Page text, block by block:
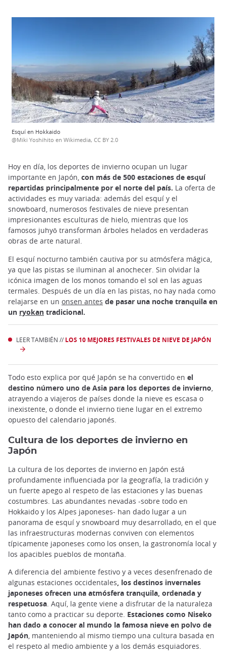
Esquí en Hokkaido
@Miki Yoshihito en Wikimedia, CC BY 2.0
Hoy en día, los deportes de invierno ocupan un lugar
importante en Japón, con más de 500 estaciones de esquí
repartidas principalmente por el norte del país. La oferta de
actividades es muy variada: además del esquí y el
snowboard, numerosos festivales de nieve presentan
impresionantes esculturas de hielo, mientras que los
famosos juhyō transforman árboles helados en verdaderas
obras de arte natural.
El esquí nocturno también cautiva por su atmósfera mágica,
ya que las pistas se iluminan al anochecer. Sin olvidar la
icónica imagen de los monos tomando el sol en las aguas
termales. Después de un día en las pistas, no hay nada como
relajarse en un onsen antes de pasar una noche tranquila en
un ryokan tradicional.
LEER TAMBIÉN // LOS 10 MEJORES FESTIVALES DE NIEVE DE JAPÓN
Todo esto explica por qué Japón se ha convertido en el
destino número uno de Asia para los deportes de invierno,
atrayendo a viajeros de países donde la nieve es escasa o
inexistente, o donde el invierno tiene lugar en el extremo
opuesto del calendario japonés.
Cultura de los deportes de invierno en
Japón
La cultura de los deportes de invierno en Japón está
profundamente influenciada por la geografía, la tradición y
un fuerte apego al respeto de las estaciones y las buenas
costumbres. Las abundantes nevadas -sobre todo en
Hokkaido y los Alpes japoneses- han dado lugar a un
panorama de esquí y snowboard muy desarrollado, en el que
las infraestructuras modernas conviven con elementos
típicamente japoneses como los onsen, la gastronomía local y
los apacibles pueblos de montaña.
A diferencia del ambiente festivo y a veces desenfrenado de
algunas estaciones occidentales, los destinos invernales
japoneses ofrecen una atmósfera tranquila, ordenada y
respetuosa. Aquí, la gente viene a disfrutar de la naturaleza
tanto como a practicar su deporte. Estaciones como Niseko
han dado a conocer al mundo la famosa nieve en polvo de
Japón, manteniendo al mismo tiempo una cultura basada en
el respeto al medio ambiente y a los demás esquiadores.